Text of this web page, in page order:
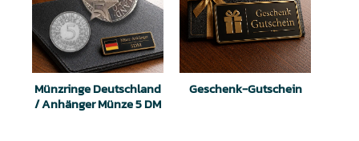
Münzringe Deutschland
/ Anhänger Münze 5 DM
Geschenk-Gutschein